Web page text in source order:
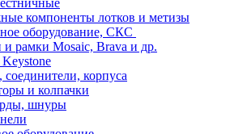
компоненты лотков и метизы
оборудование, СКС
и рамки Mosaic, Brava и др.
соединители, корпуса
и колпачки
шнуры